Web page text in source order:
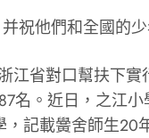
祝他們和全國的
省對口幫扶下
名。近日，之江
記載黌舍師生